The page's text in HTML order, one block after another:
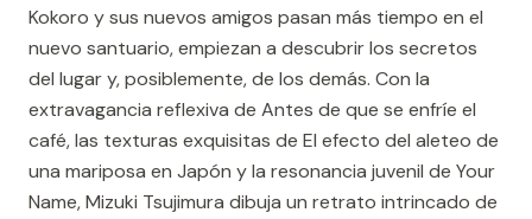
Kokoro y sus nuevos amigos pasan más tiempo en el
nuevo santuario, empiezan a descubrir los secretos
del lugar y, posiblemente, de los demás. Con la
extravagancia reflexiva de Antes de que se enfríe el
café, las texturas exquisitas de El efecto del aleteo de
una mariposa en Japón y la resonancia juvenil de Your
Name, Mizuki Tsujimura dibuja un retrato intrincado de